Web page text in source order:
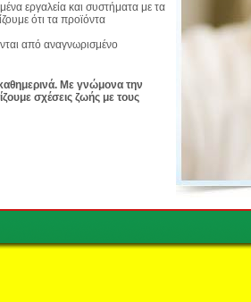
εργαλεία και συστήματα με τα
ότι τα προϊόντα
από αναγνωρισμένο
Με γνώμονα την
σχέσεις ζωής με τους